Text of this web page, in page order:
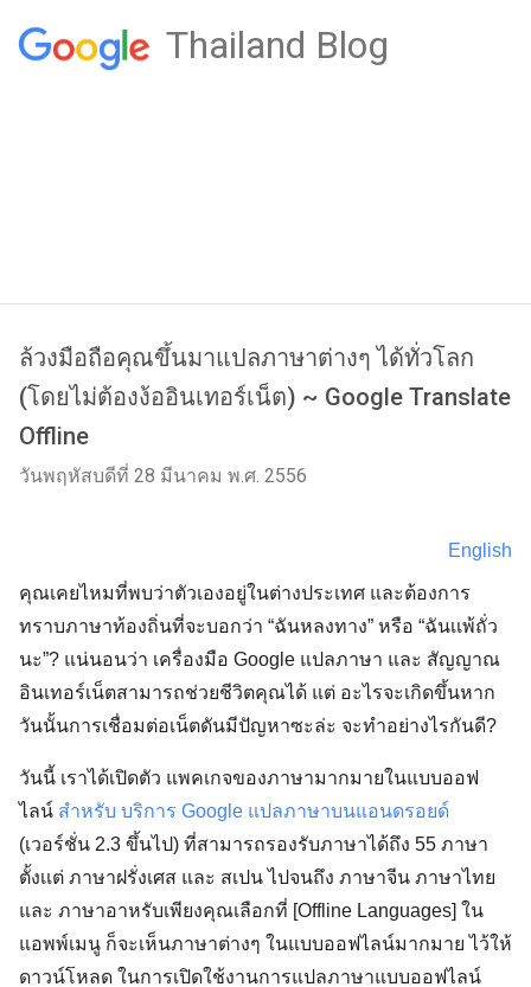
Thailand Blog
ล้วงมือถือคุณขึ้นมาแปลภาษาต่างๆ ได้ทั่วโลก
(โดยไม่ต้องง้ออินเทอร์เน็ต) ~ Google Translate
Offline
วันพฤหัสบดีที่ 28 มีนาคม พ.ศ. 2556
English
คุณเคยไหมที่พบว่าตัวเองอยู่ในต่างประเทศ และต้องการ
ทราบภาษาท้องถิ่นที่จะบอกว่า “ฉันหลงทาง” หรือ “ฉันเเพ้ถั่ว
นะ”? แน่นอนว่า เครื่องมือ Google แปลภาษา และ สัญญาณ
อินเทอร์เน็ตสามารถช่วยชีวิตคุณได้ แต่ อะไรจะเกิดขึ้นหาก
วันนั้นการเชื่อมต่อเน็ตดันมีปัญหาซะล่ะ จะทำอย่างไรกันดี?
วันนี้ เราได้เปิดตัว แพคเกจของภาษามากมายในแบบออฟ
ไลน์ สำหรับ บริการ Google แปลภาษาบนแอนดรอยด์
(เวอร์ชั่น 2.3 ขึ้นไป) ที่สามารถรองรับภาษาได้ถึง 55 ภาษา
ตั้งเเต่ ภาษาฝรั่งเศส และ สเปน ไปจนถึง ภาษาจีน ภาษาไทย
และ ภาษาอาหรับเพียงคุณเลือกที่ [Offline Languages] ใน
แอพพ์เมนู ก็จะเห็นภาษาต่างๆ ในแบบออฟไลน์มากมาย ไว้ให้
ดาวน์โหลด ในการเปิดใช้งานการแปลภาษาแบบออฟไลน์